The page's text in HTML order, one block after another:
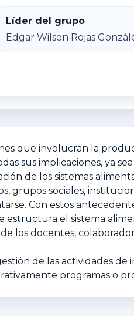
Líder del grupo
Edgar Wilson Rojas
que involucran la
sus implicaciones, ya
de los sistemas
grupos sociales,
Con estos
estructura el sistema
los docentes,
de las actividades
programas o